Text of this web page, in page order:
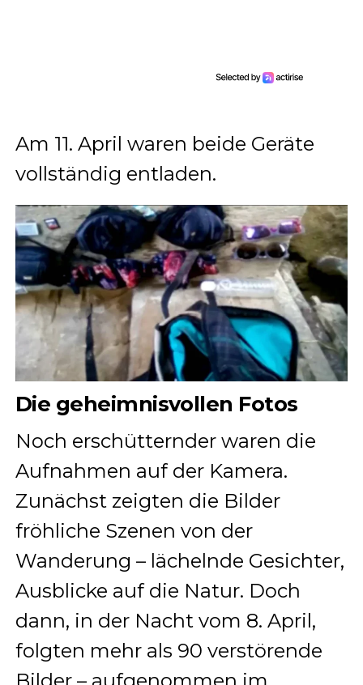
Am 11. April waren beide Geräte
vollständig entladen.
Die geheimnisvollen Fotos
Noch erschütternder waren die
Aufnahmen auf der Kamera.
Zunächst zeigten die Bilder
fröhliche Szenen von der
Wanderung – lächelnde Gesichter,
Ausblicke auf die Natur. Doch
dann, in der Nacht vom 8. April,
folgten mehr als 90 verstörende
Bilder – aufgenommen im